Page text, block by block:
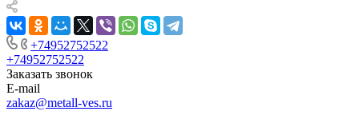
+74952752522
+74952752522
Заказать звонок
E-mail
zakaz@metall-ves.ru